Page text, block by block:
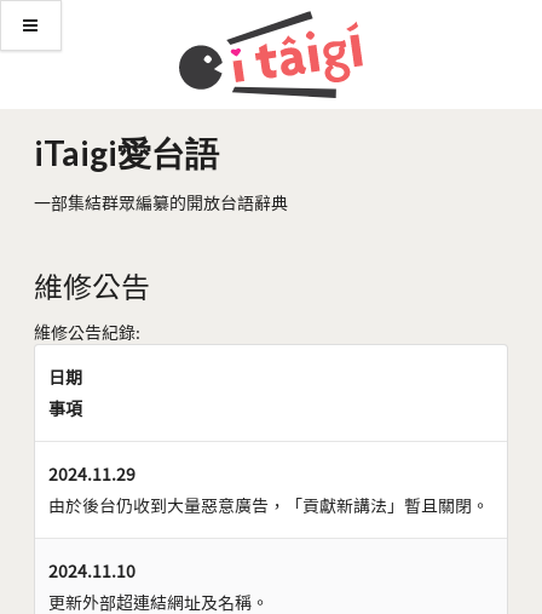
iTaigi愛台語
一部集結群眾編纂的開放台語辭典
維修公告
維修公告紀錄:
日期
事項
2024.11.29
由於後台仍收到大量惡意廣告，「貢獻新講法」暫且關閉。
2024.11.10
更新外部超連結網址及名稱。